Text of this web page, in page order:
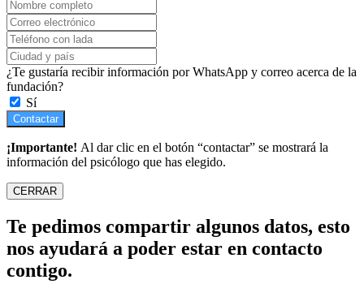
¿Te gustaría recibir información por WhatsApp y correo acerca de la
fundación?
Sí
Contactar
¡Importante! Al dar clic en el botón “contactar” se mostrará la
información del psicólogo que has elegido.
CERRAR
Te pedimos compartir algunos datos, esto
nos ayudará a poder estar en contacto
contigo.